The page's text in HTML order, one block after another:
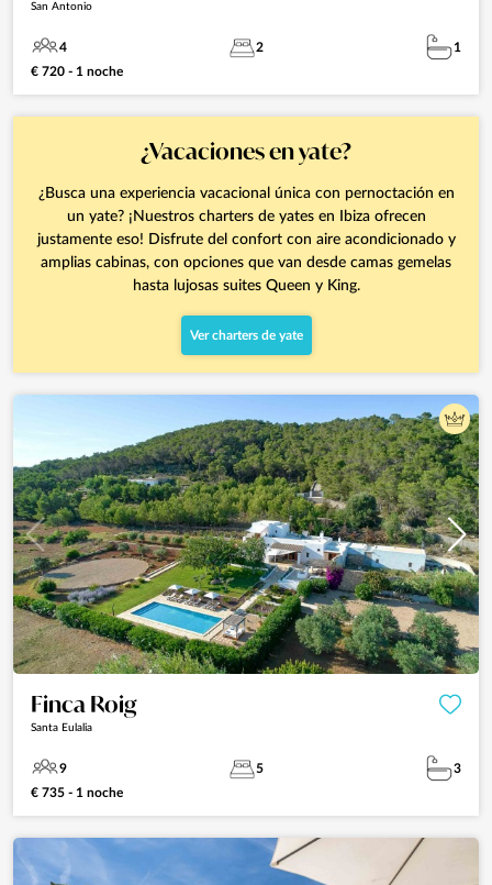
San Antonio
4 2
1
€ 720 - 1 noche
¿Vacaciones en yate?
¿Busca una experiencia vacacional única con pernoctación en
un yate? ¡Nuestros charters de yates en Ibiza ofrecen
justamente eso! Disfrute del confort con aire acondicionado y
amplias cabinas, con opciones que van desde camas gemelas
hasta lujosas suites Queen y King.
Ver charters de yate
Finca Roig
Santa Eulalia
9 5
3
€ 735 - 1 noche